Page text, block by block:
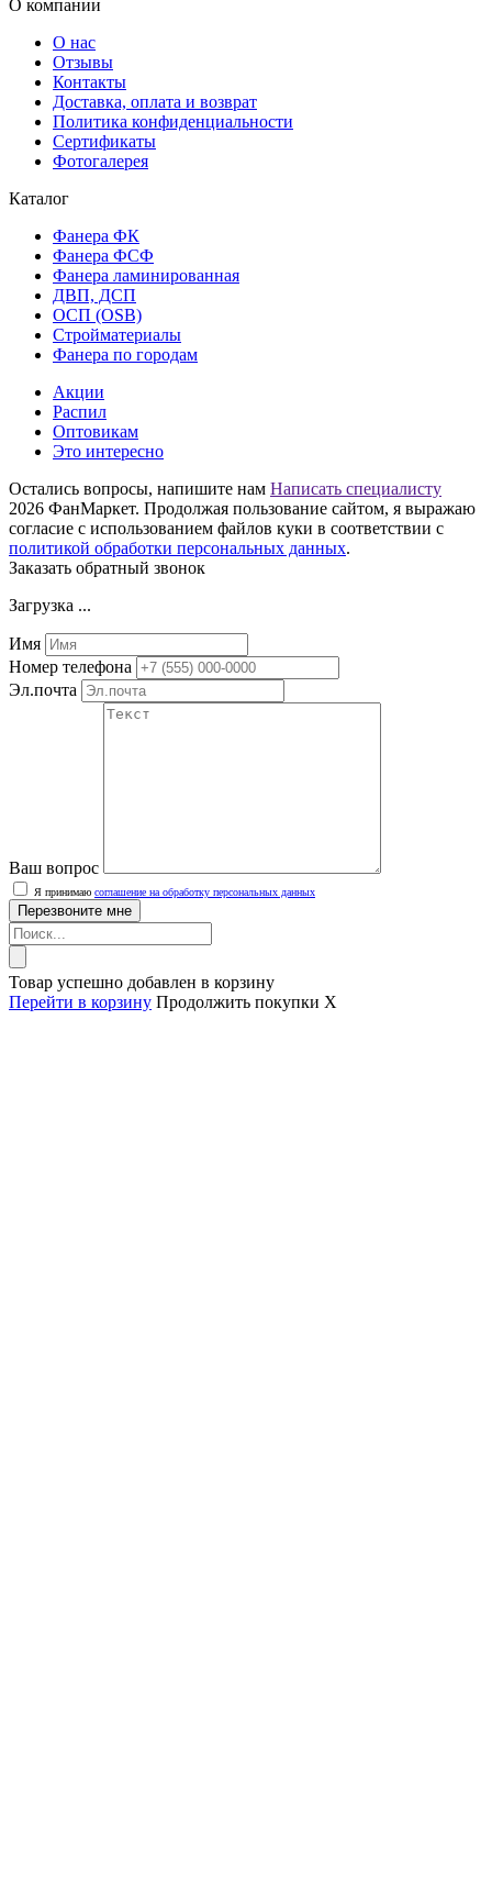
О компании
О нас
Отзывы
Контакты
Доставка, оплата и возврат
Политика конфиденциальности
Сертификаты
Фотогалерея
Каталог
Фанера ФК
Фанера ФСФ
Фанера ламинированная
ДВП, ДСП
ОСП (OSB)
Стройматериалы
Фанера по городам
Акции
Распил
Оптовикам
Это интересно
Остались вопросы, напишите нам Написать специалисту
2026 ФанМаркет. Продолжая пользование сайтом, я выражаю
согласие с использованием файлов куки в соответствии с
политикой обработки персональных данных.
Заказать обратный звонок
Загрузка ...
Имя
Номер телефона
Эл.почта
Ваш вопрос
Я принимаю соглашение на обработку персональных данных
Товар успешно добавлен в корзину
Перейти в корзину Продолжить покупки X